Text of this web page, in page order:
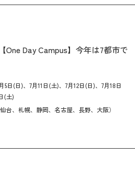
新入生サイト
One Day Campus】今年は7都市で
5日(日)、7月11日(土)、7月12日(日)、7月18日
(土)
台、札幌、静岡、名古屋、長野、大阪）